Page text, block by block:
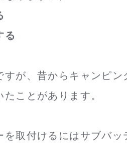
る
が、昔からキャンピン
ことがあります。
を取付けるにはサブバ